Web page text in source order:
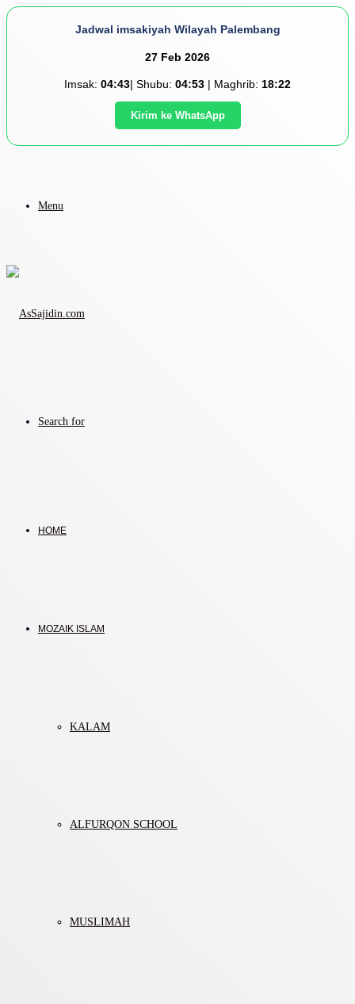
Jadwal imsakiyah Wilayah Palembang
27 Feb 2026
Imsak: 04:43| Shubu: 04:53 | Maghrib: 18:22
Kirim ke WhatsApp
Menu
Search for
HOME
MOZAIK ISLAM
KALAM
ALFURQON SCHOOL
MUSLIMAH